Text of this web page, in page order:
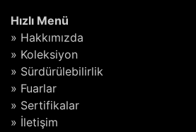
Hızlı Menü
» Hakkımızda
» Koleksiyon
» Sürdürülebilirlik
» Fuarlar
» Sertifikalar
» İletişim